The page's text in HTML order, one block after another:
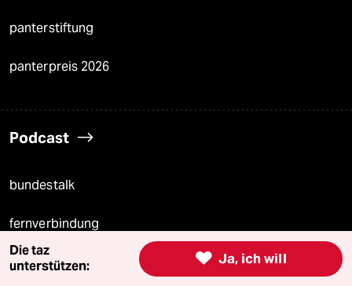
panterstiftung
panterpreis 2026
Podcast
bundestalk
fernverbindung
klima update°  Ja, ich will
Die taz
unterstützen: